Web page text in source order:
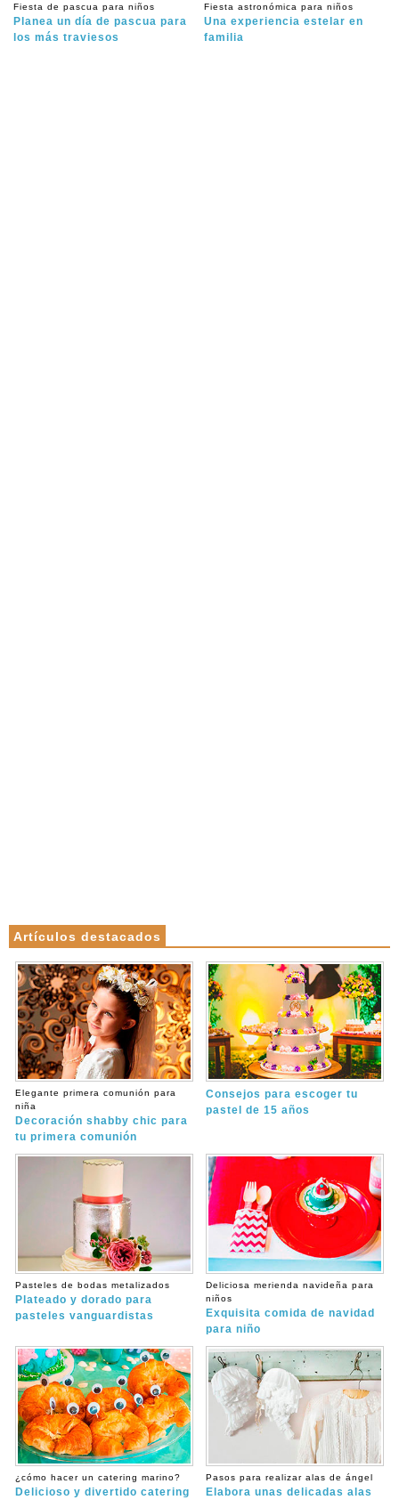
Fiesta de pascua para niños
Planea un día de pascua para
los más traviesos
Fiesta astronómica para niños
Una experiencia estelar en
familia
Artículos destacados
Elegante primera comunión para
niña
Decoración shabby chic para
tu primera comunión
Consejos para escoger tu
pastel de 15 años
Pasteles de bodas metalizados
Plateado y dorado para
pasteles vanguardistas
Deliciosa merienda navideña para
niños
Exquisita comida de navidad
para niño
¿cómo hacer un catering marino?
Delicioso y divertido catering
Pasos para realizar alas de ángel
Elabora unas delicadas alas